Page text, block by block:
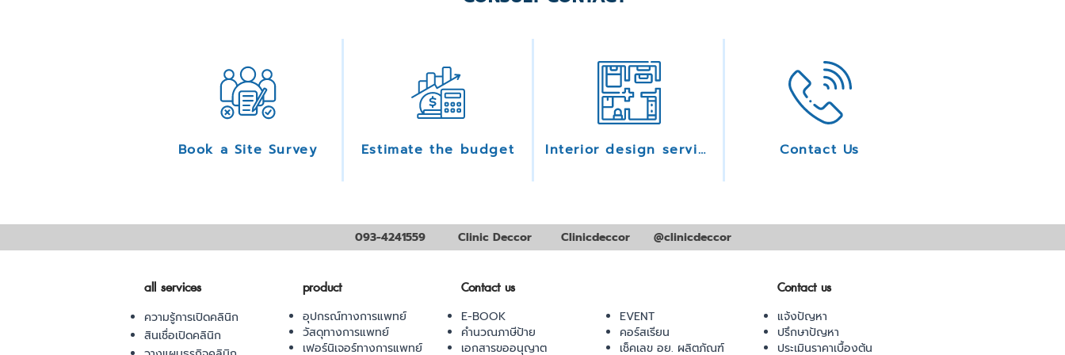
Book a Site Survey Estimate the budget Interior design services Contact Us
093-4241559 Clinic Deccor Clinicdeccor @clinicdeccor
all services
ความรู้การเปิดคลินิก
สินเชื่อเปิดคลินิก
product
อุปกรณ์ทางการแพทย์
วัสดุทางการแพทย์
เฟอร์นิเจอร์ทางการแพทย์
Contact us
E-BOOK
คำนวณภาษีป้าย
เอกสารขออนุญาต
Contact us
EVENT
คอร์สเรียน
เช็คเลข อย. ผลิตภัณฑ์
แจ้งปัญหา
ปรึกษาปัญหา
ประเมินราคาเบื้องต้น